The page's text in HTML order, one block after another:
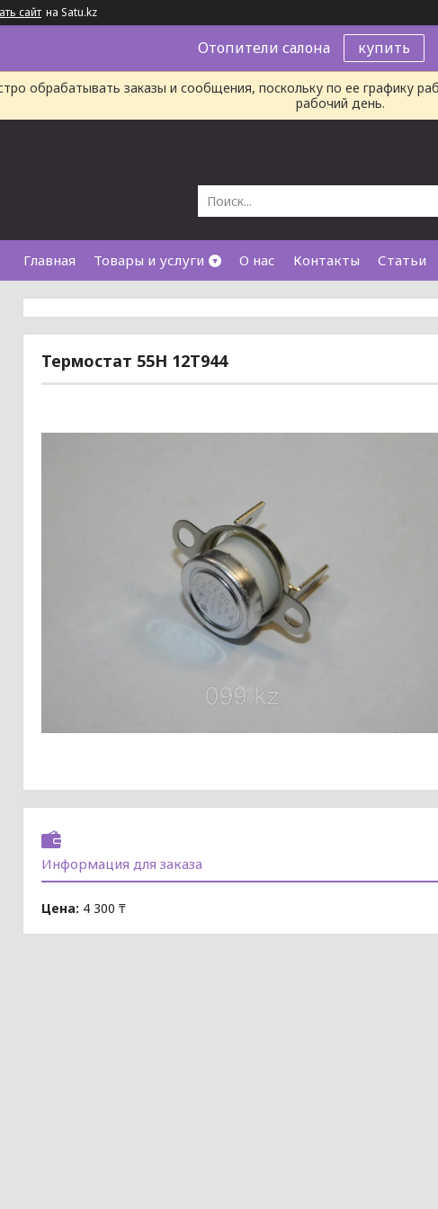
сайт на Satu.kz
Отопители салона купить
обрабатывать заказы и сообщения, поскольку по ее графику
рабочий день.
Главная Товары и услуги О нас Контакты Статьи
Термостат 55Н 12Т944
Информация для заказа
Цена: 4 300 ₸